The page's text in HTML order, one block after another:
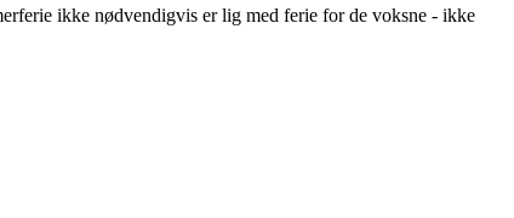
ikke nødvendigvis er lig med ferie for de voksne - ikke